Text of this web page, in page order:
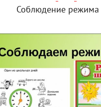
Соблюдение режима